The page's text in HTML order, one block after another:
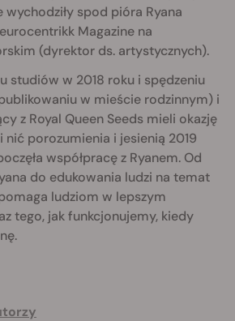
spod pióra Ryana
Magazine na
(dyrektor ds. artystycznych).
studiów w 2018 roku i spędzeniu
w mieście rodzinnym) i
z Royal Queen Seeds mieli okazję
nić porozumienia i jesienią 2019
współpracę z Ryanem. Od
do edukowania ludzi na temat
ludziom w lepszym
tego, jak funkcjonujemy, kiedy